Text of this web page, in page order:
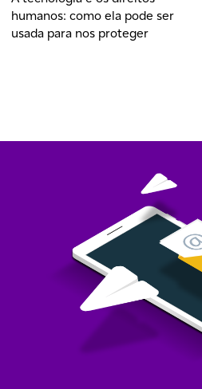
humanos: como ela pode ser
usada para nos proteger